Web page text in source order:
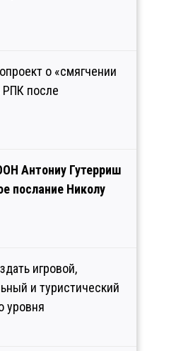
о «смягчении
РПК после
Антониу Гутерриш
послание Николу
игровой,
и туристический
уровня